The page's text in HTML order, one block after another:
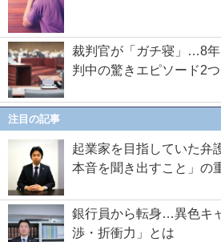
裁判官が「ガチ寝」…8
判中の驚きエピソード2つ
注目の記事
起業家を目指していた弁
本音を聞き出すこと」の
銀行員から転身…異色キ
渉・折衝力」とは